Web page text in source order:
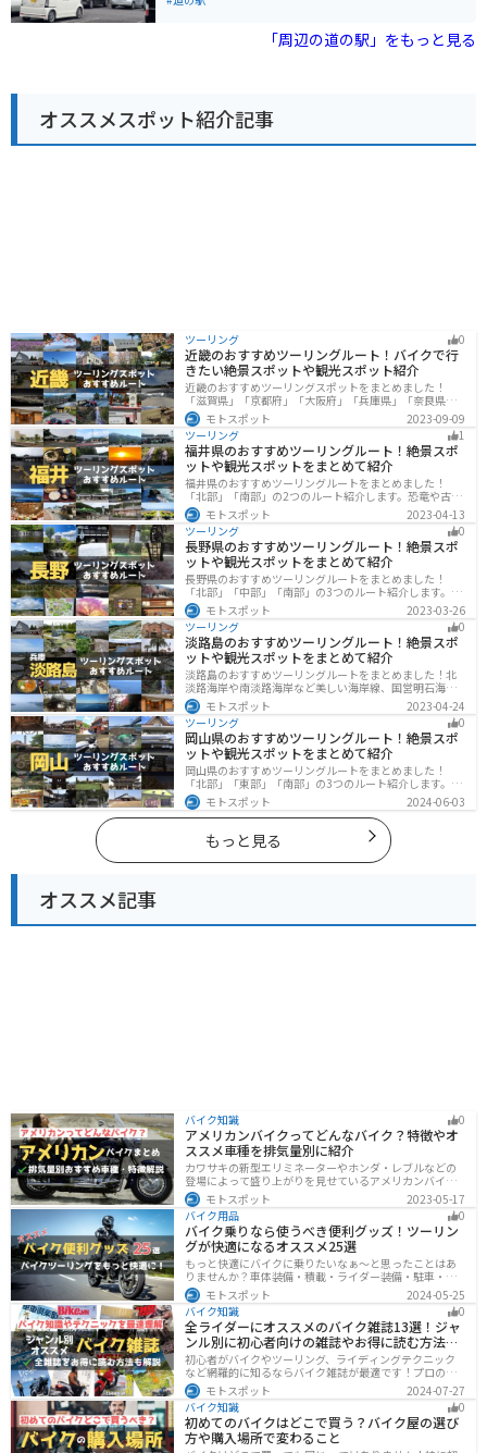
ます。揖斐川町周辺は、山間部のワインディングロード
喫するツーリングを楽しんでみてはいかがでしょうか。
ょう。道の駅には、地元の特産品や新鮮な野菜などを販
売する売店や、食事処もあります。特に、地元産のそば
間部のワインディングロードが続くため、ツーリングに
も最適なエリアです。ただし、桜の開花時期は交通量が
多くなるので注意が必要です。道の駅から少し足を伸ば
「周辺の道の駅」をもっと見る
オススメスポット紹介記事
ツーリング 0
近畿のおすすめツーリングルート！バイクで行
きたい絶景スポットや観光スポット紹介
近畿のおすすめツーリングスポットをまとめました！
「滋賀県」「京都府」「大阪府」「兵庫県」「奈良県」
「和歌山」の各県の観光地紹介します。自然豊かな山々
や湖、温泉地が点在し、四季折々の景色を楽しめるスポ
ットが多数あります。バイクで近畿にツーリングに行く
際は参考にしてください。
モトスポット
2023-09-09
ツーリング
1
福井県のおすすめツーリングルート！絶景スポ
ットや観光スポットをまとめて紹介
福井県のおすすめツーリングルートをまとめました！
「北部」「南部」の2つのルート紹介します。恐竜や古代
遺跡、温泉地など魅力に溢れるスポットが多数ありま
す。バイクで福井県にツーリングに行く際は参考にして
ください。
モトスポット
2023-04-13
ツーリング
0
長野県のおすすめツーリングルート！絶景スポ
ットや観光スポットをまとめて紹介
長野県のおすすめツーリングルートをまとめました！
「北部」「中部」「南部」の3つのルート紹介します。諏
訪湖やビーナスラインのような全国でも有名なツーリン
グスポットが多数あります。バイクで長野県にツーリン
グに行く際は参考にしてください。
モトスポット
2023-03-26
ツーリング
0
淡路島のおすすめツーリングルート！絶景スポ
ットや観光スポットをまとめて紹介
淡路島のおすすめツーリングルートをまとめました！北
淡路海岸や南淡路海岸など美しい海岸線、国営明石海峡
公園や淡路夢舞台など、自然とアートが融合した施設も
多数あります。バイクで淡路島にツーリングに行く際は
参考にしてください。
モトスポット
2023-04-24
ツーリング
0
岡山県のおすすめツーリングルート！絶景スポ
ットや観光スポットをまとめて紹介
岡山県のおすすめツーリングルートをまとめました！
「北部」「東部」「南部」の3つのルート紹介します。岡
山市や倉敷市など、歴史ある街並みも魅力的で、バイク
ツーリングに最適なスポットが多数あります。バイクで
岡山県にツーリングに行く際は参考にしてください。
モトスポット 2024-06-03
もっと見る
オススメ記事
バイク知識 0
アメリカンバイクってどんなバイク？特徴やオ
ススメ車種を排気量別に紹介
カワサキの新型エリミネーターやホンダ・レブルなどの
登場によって盛り上がりを見せているアメリカンバイ
ク。スタイリッシュに乗れることはもちろん、ツーリン
グや通学通勤もこなせるアメリカンバイクの特徴や、オ
ススメの車種についてご紹介します！
モトスポット
2023-05-17
バイク用品
0
バイク乗りなら使うべき便利グッズ！ツーリン
グが快適になるオススメ25選
もっと快適にバイクに乗りたいなぁ〜と思ったことはあ
りませんか？車体装備・積載・ライダー装備・駐車・メ
ンテ・トラブル対応の6ジャンルで、バイクをもっと快適
にするオススメ便利グッズを紹介します！
モトスポット
2024-05-25
バイク知識
0
全ライダーにオススメのバイク雑誌13選！ジャ
ンル別に初心者向けの雑誌やお得に読む方法も
解説
初心者がバイクやツーリング、ライディングテクニック
など網羅的に知るならバイク雑誌が最適です！プロのラ
イターがしっかりと調べた情報とわかりやすい写真でま
とめられているので、効率的に理解できます。そんなバ
イク雑誌をジャンル別にオススメのバイク雑誌をまとめ
ました。サブスクサービスを利用すれば全ての雑誌をお
得に読むことができるのでオススメです。
モトスポット
2024-07-27
バイク知識
0
初めてのバイクはどこで買う？バイク屋の選び
方や購入場所で変わること